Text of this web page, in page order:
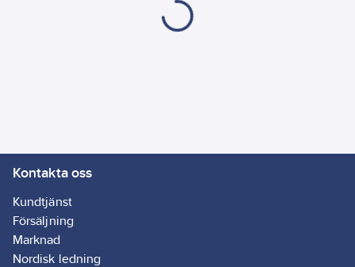
Kontakta oss
Kundtjänst
Försäljning
Marknad
Nordisk ledning